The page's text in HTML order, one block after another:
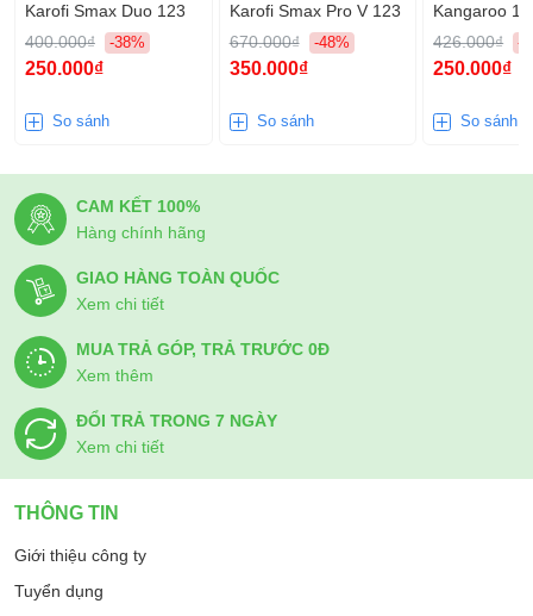
Karofi Smax Duo 123
400.000₫
-38%
250.000₫
So sánh
Karofi Smax Pro V 123
670.000₫
-48%
350.000₫
So sánh
Kangaroo
426.000₫
-
250.000₫
So sánh
CAM KẾT 100%
Hàng chính hãng
GIAO HÀNG TOÀN QUỐC
Xem chi tiết
MUA TRẢ GÓP, TRẢ TRƯỚC 0Đ
Xem thêm
ĐỔI TRẢ TRONG 7 NGÀY
Xem chi tiết
THÔNG TIN
Giới thiệu công ty
Tuyển dụng